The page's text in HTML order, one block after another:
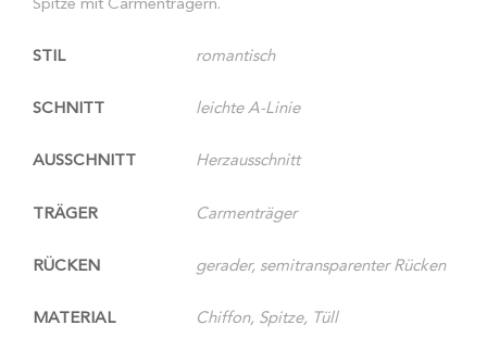
Spitze mit Carmenträgern.
STIL romantisch
SCHNITT leichte A-Linie
AUSSCHNITT Herzausschnitt
TRÄGER Carmenträger
RÜCKEN gerader, semitransparenter Rücken
MATERIAL Chiffon, Spitze, Tüll